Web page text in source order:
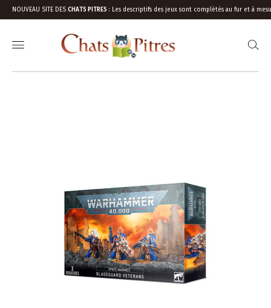
NOUVEAU SITE DES CHATS PITRES : Les descriptifs des jeux sont complétés au fur et à